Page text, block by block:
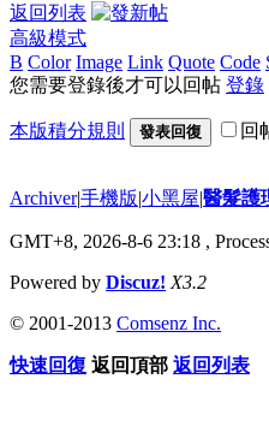
返回列表
高級模式
B Color Image Link Quote Code
您需要登錄後才可以回帖 登錄
本版積分規則 發表回復 回
Archiver|手機版|小黑屋|醫髮護
GMT+8, 2026-8-6 23:18 ,
Powered by Discuz! X3.2
© 2001-2013 Comsenz Inc.
快速回復 返回頂部 返回列表